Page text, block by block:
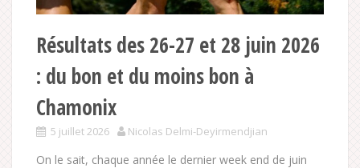
Résultats des 26-27 et 28 juin 2026
: du bon et du moins bon à
Chamonix
5 juillet 2026 Nicolas Delmi-Deyirmendjian
On le sait, chaque année le dernier week end de juin